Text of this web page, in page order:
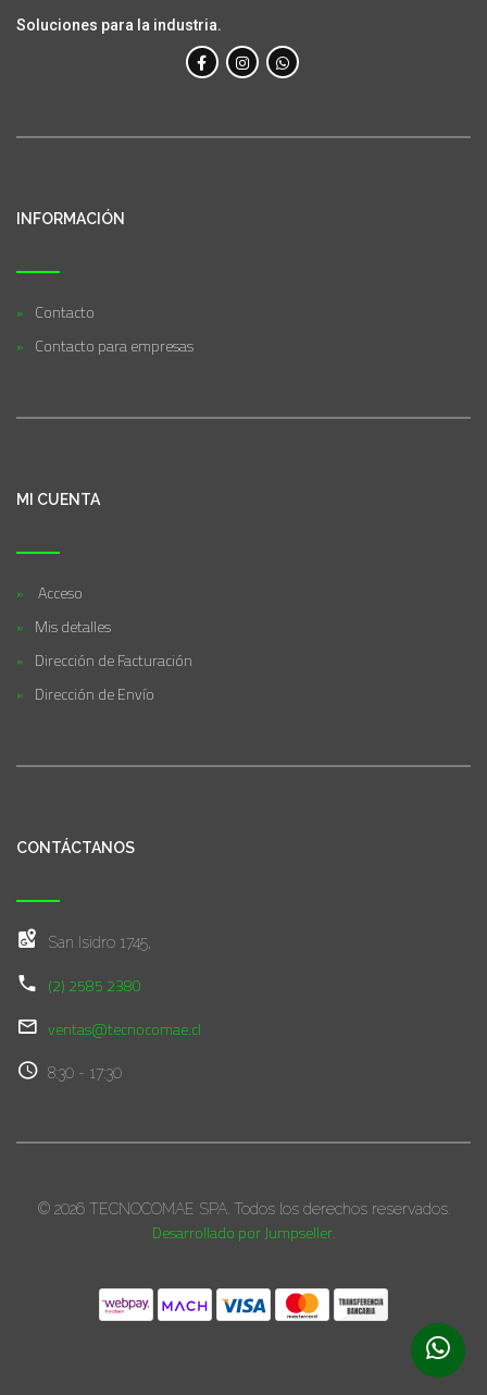
Soluciones para la industria.
INFORMACIÓN
Contacto
Contacto para empresas
MI CUENTA
Acceso
Mis detalles
Dirección de Facturación
Dirección de Envío
CONTÁCTANOS
San Isidro 1745,
(2) 2585 2380
ventas@tecnocomae.cl
8:30 - 17:30
© 2026 TECNOCOMAE SPA. Todos los derechos reservados.
Desarrollado por Jumpseller